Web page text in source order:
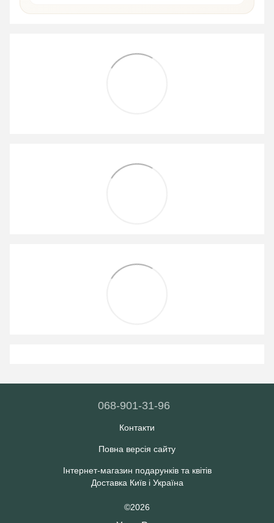
068-901-31-96
Контакти
Повна версія сайту
Інтернет-магазин подарунків та квітів
Доставка Київ і Україна
©2026